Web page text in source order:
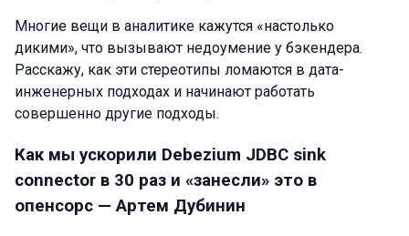
Многие вещи в аналитике кажутся «настолько
дикими», что вызывают недоумение у бэкендера.
Расскажу, как эти стереотипы ломаются в дата-
инженерных подходах и начинают работать
совершенно другие подходы.
Как мы ускорили Debezium JDBC sink
connector в 30 раз и «занесли» это в
опенсорс — Артем Дубинин